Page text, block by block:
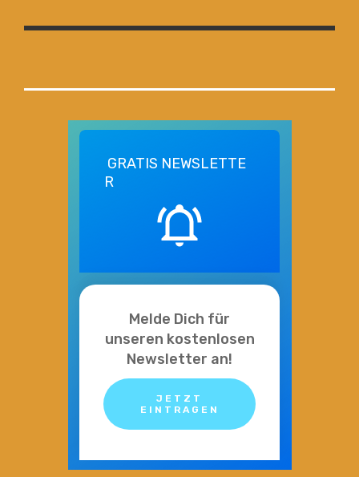
GRATIS NEWSLETTE
R
Melde Dich für
unseren kostenlosen
Newsletter an!
JETZT
EINTRAGEN